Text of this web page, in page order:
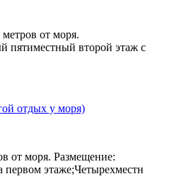
от моря.
пятиместный второй этаж с
отдых у моря)
от моря. Размещение:
первом этаже;Четырехместн